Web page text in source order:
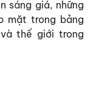
sáng giá, những
mặt trong bảng
thế giới trong